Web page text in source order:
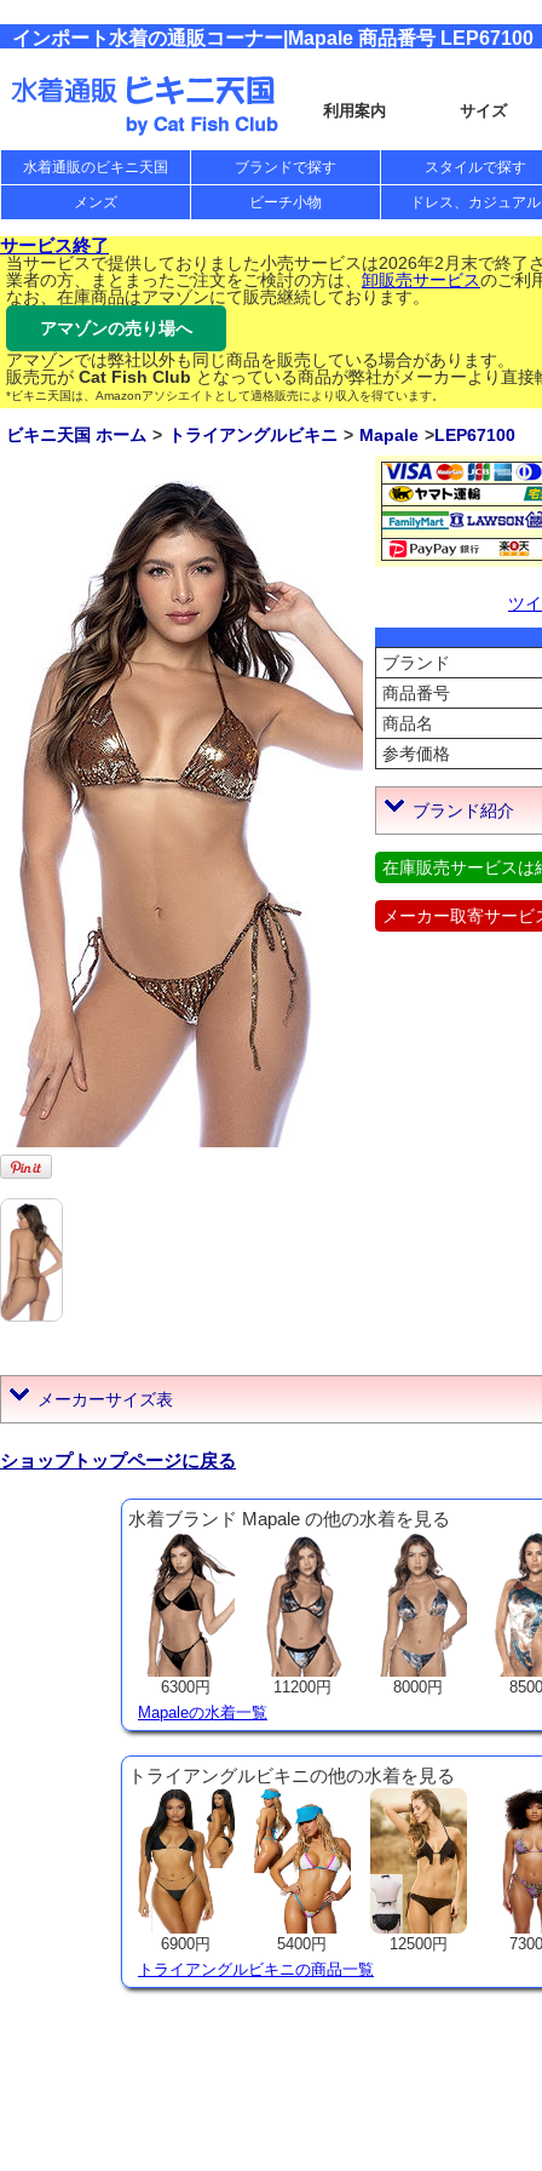
インポート水着の通販コーナー|Mapale 商品番号 LEP67100
利用案内 サイズ
水着通販のビキニ天国 ブランドで探す スタイルで探す
メンズ ビーチ小物 ドレス、カジュアル
サービス終了
当サービスで提供しておりました小売サービスは2026年2月末で終了
業者の方、まとまったご注文をご検討の方は、 卸販売サービスのご利
なお、在庫商品はアマゾンにて販売継続しております。
アマゾンの売り場へ
アマゾンでは弊社以外も同じ商品を販売している場合があります。
販売元が Cat Fish Club となっている商品が弊社がメーカーより直
*ビキニ天国は、Amazonアソシエイトとして適格販売により収入を得ています。
ビキニ天国 ホーム トライアングルビキニ Mapale LEP67100
ツ
ブランド
商品番号
商品名
参考価格
ブランド紹介
在庫販売サービスは
メーカー取寄サー
メーカーサイズ表
ショップトップページに戻る
水着ブランド Mapale の他の水着を見る
6300円 11200円 8000円
Mapaleの水着一覧
トライアングルビキニの他の水着を見る
6900円 5400円 12500円
トライアングルビキニの商品一覧